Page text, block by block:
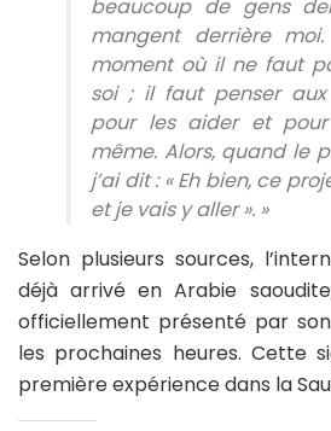
beaucoup de gens
mangent derrière
moment où il ne faut
soi ; il faut penser aux
pour les aider et
même. Alors, quand le
j’ai dit : « Eh bien, ce
et je vais y aller ». »
Selon plusieurs sources,
déjà arrivé en Arabie
officiellement présenté par
les prochaines heures. Cette
première expérience dans la